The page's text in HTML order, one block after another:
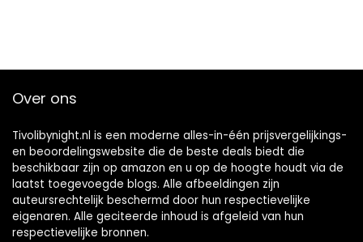
Over ons
Tivolibynight.nl is een moderne alles-in-één prijsvergelijkings-
en beoordelingswebsite die de beste deals biedt die
beschikbaar zijn op amazon en u op de hoogte houdt via de
laatst toegevoegde blogs. Alle afbeeldingen zijn
auteursrechtelijk beschermd door hun respectievelijke
eigenaren. Alle geciteerde inhoud is afgeleid van hun
respectievelijke bronnen.